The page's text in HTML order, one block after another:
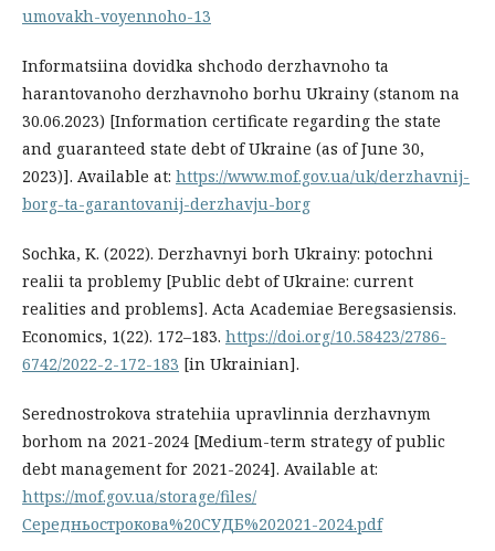
umovakh-voyennoho-13
Informatsiina dovidka shchodo derzhavnoho ta
harantovanoho derzhavnoho borhu Ukrainy (stanom na
30.06.2023) [Information certificate regarding the state
and guaranteed state debt of Ukraine (as of June 30,
2023)]. Available at: https://www.mof.gov.ua/uk/derzhavnij-
borg-ta-garantovanij-derzhavju-borg
Sochka, K. (2022). Derzhavnyi borh Ukrainy: potochni
realii ta problemy [Public debt of Ukraine: current
realities and problems]. Аcta Academiae Beregsasiensis.
Economics, 1(22). 172–183. https://doi.org/10.58423/2786-
6742/2022-2-172-183 [in Ukrainian].
Serednostrokova stratehiia upravlinnia derzhavnym
borhom na 2021-2024 [Medium-term strategy of public
debt management for 2021-2024]. Available at:
https://mof.gov.ua/storage/files/
Середньострокова%20СУДБ%202021-2024.pdf